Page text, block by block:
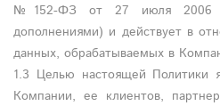
№152-ФЗ от 27 июля 2006
дополнениями) и действует в
данных, обрабатываемых в
1.3 Целью настоящей Политики
Компании, ее клиентов,